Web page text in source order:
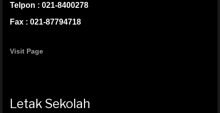
Telpon : 021-8400278
Fax : 021-87794718
Visit Page
Letak Sekolah